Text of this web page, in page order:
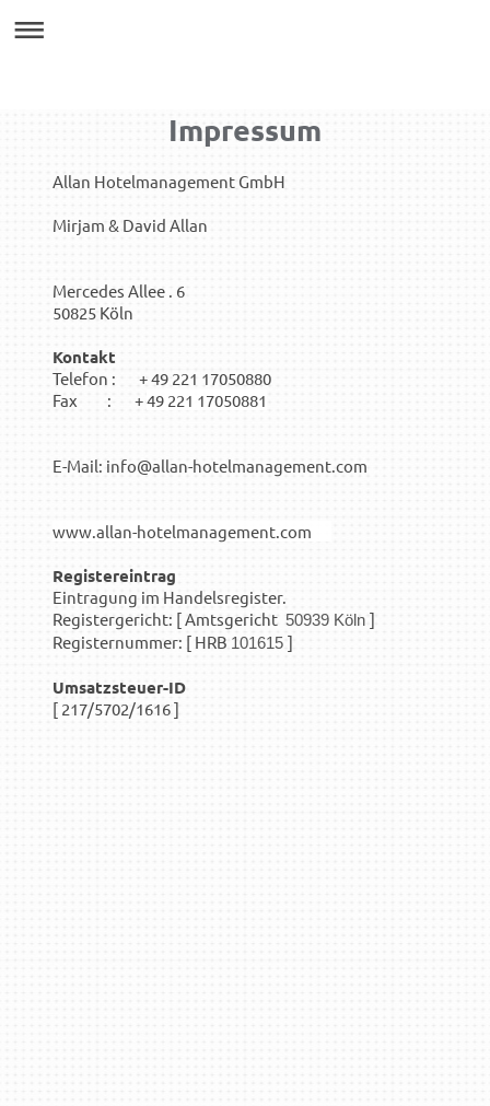
Impressum
Allan Hotelmanagement GmbH
Mirjam & David Allan
Mercedes Allee . 6
50825 Köln
Kontakt
Telefon : + 49 221 17050880
Fax : +49 221 17050881
E-Mail: info@allan-hotelmanagement.com
www.allan-hotelmanagement.com
Registereintrag
Eintragung im Handelsregister.
Registergericht: [ Amtsgericht 50939 Köln ]
Registernummer: [ HRB 101615 ]
Umsatzsteuer-ID
[ 217/5702/1616 ]